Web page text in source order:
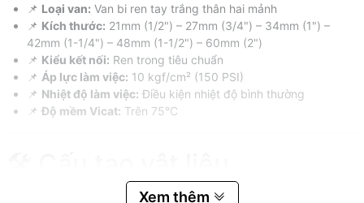
📌 Loại van: Van bi ren tay trắng thân hai mảnh
📌 Kích thước: 21mm (1/2") – 27mm (3/4") – 34mm (1") –
42mm (1-1/4") – 48mm (1-1/2") – 60mm (2")
📌 Kiểu kết nối: Ren trong tiêu chuẩn
📌 Áp lực làm việc: 10 kgf/cm² (150 PSI)
📌 Nhiệt độ làm việc: Điều kiện nhiệt độ bình thường
📌 Độ mềm Vicat: Trên 75°C
Xem thêm